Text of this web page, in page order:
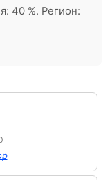
40 %. Регион: